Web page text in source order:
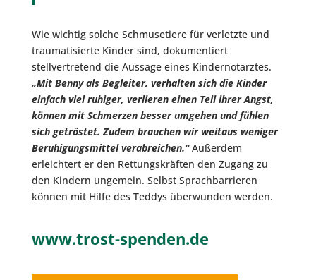
Wie wichtig solche Schmusetiere für verletzte und
traumatisierte Kinder sind, dokumentiert
stellvertretend die Aussage eines Kindernotarztes.
„Mit Benny als Begleiter, verhalten sich die Kinder
einfach viel ruhiger, verlieren einen Teil ihrer Angst,
können mit Schmerzen besser umgehen und fühlen
sich getröstet. Zudem brauchen wir weitaus weniger
Beruhigungsmittel verabreichen.“Außerdem
erleichtert er den Rettungskräften den Zugang zu
den Kindern ungemein. Selbst Sprachbarrieren
können mit Hilfe des Teddys überwunden werden.
www.trost-spenden.de